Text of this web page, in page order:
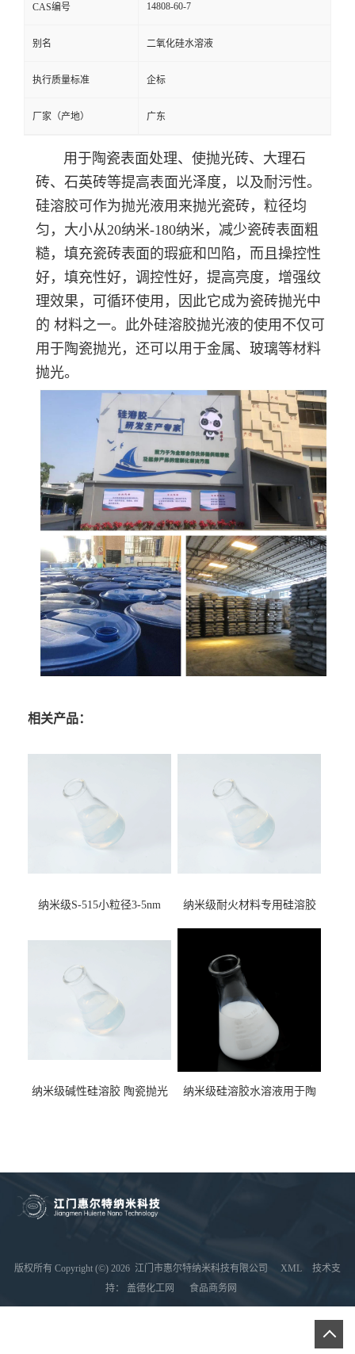
CAS编号 14808-60-7
别名 二氧化硅水溶液
执行质量标准 企标
厂家（产地） 广东
用于陶瓷表面处理、使抛光砖、大理石
砖、石英砖等提高表面光泽度，以及耐污性。
硅溶胶可作为抛光液用来抛光瓷砖，粒径均
匀，大小从20纳米-180纳米，减少瓷砖表面粗
糙，填充瓷砖表面的瑕疵和凹陷，而且操控性
好，填充性好，调控性好，提高亮度，增强纹
理效果，可循环使用，因此它成为瓷砖抛光中
的 材料之一。此外硅溶胶抛光液的使用不仅可
用于陶瓷抛光，还可以用于金属、玻璃等材料
抛光。
相关产品：
纳米级S-515小粒径3-5nm
纳米级耐火材料专用硅溶胶
纳米级碱性硅溶胶 陶瓷抛光
纳米级硅溶胶水溶液用于陶
版权所有 Copyright (©) 2026 江门市惠尔特纳米科技有限公司 XML
技术支
持： 盖德化工网 食品商务网